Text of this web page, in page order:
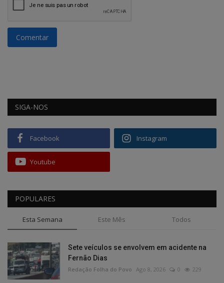
Comentar
SIGA-NOS
Facebook Instagram
Youtube
POPULARES
Esta Semana Este Mês Todos
Sete veículos se envolvem em acidente na
Fernão Dias
Redação Folha do Povo Ago 8, 2026 0 229